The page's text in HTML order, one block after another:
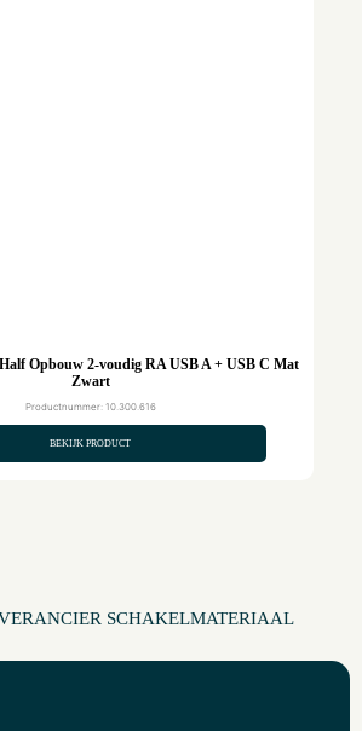
Opbouw 2-voudig RA USB A + USB C Mat
Zwart
Productnummer: 10.300.616
BEKIJK PRODUCT
SCHAKELMATERIAAL